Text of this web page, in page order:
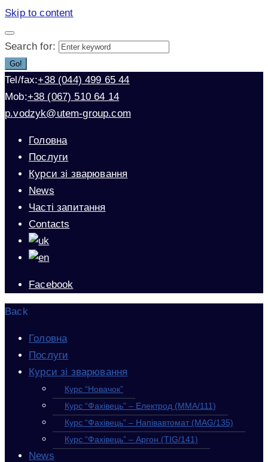
Skip to content
Search for:
Go!
Tel/fax:+38 (044) 499 65 44
Mob:+38 (067) 510 64 14
p.vodzyk@utem-group.com
Головна
Послуги
Курси зі зварювання
News
Часті запитання
Contacts
Facebook
Back
Головна
Послуги
Курси зі зварювання
Курс “Новачок”
Курс “Фахівець” – Електрод (MMA/111)
Курс “Фахівець” – Напівавтомат (MAG/135)
Курс “Фахівець” – Аргон (TIG/141)
News